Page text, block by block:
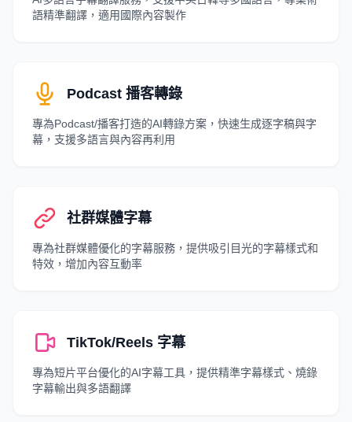
語精準翻譯，適用國際內容製作
Podcast 播客轉錄
專為Podcast/播客打造的AI轉錄方案，快速生成逐字稿與字
幕，支援多語言與內容再利用
社群媒體字幕
專為社群媒體優化的字幕服務，提供吸引目光的字幕樣式和
特效，增加內容互動率
TikTok/Reels 字幕
專為短片平台優化的AI字幕工具，提供精準字幕樣式、燒錄
字幕輸出與多語翻譯